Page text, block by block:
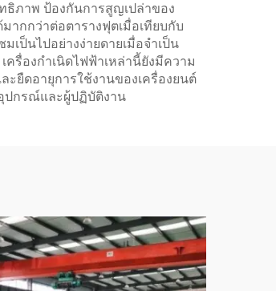
ธิภาพ ป้องกันการสูญเปล่าของ
ากกว่าต่อตารางฟุตเมื่อเทียบกับ
ป็นไปอย่างง่ายดายเมื่อจำเป็น
รื่องกำเนิดไฟฟ้าเหล่านี้ยังมีความ
ยืดอายุการใช้งานของเครื่องยนต์
ปกรณ์และผู้ปฏิบัติงาน